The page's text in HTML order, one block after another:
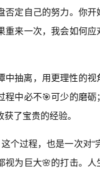
否定自己的努力。你
重来一次，我会如何
中抽离，用更理性的
程中必不🎯可少的磨
了宝贵的经验。
个过程，也是一次对
视为巨大🌸的打击。